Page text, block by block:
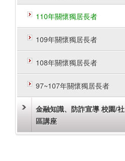
110年關懷獨居長者
109年關懷獨居長者
108年關懷獨居長者
97~107年關懷獨居長者
金融知識、防詐宣導 校園/社
區講座